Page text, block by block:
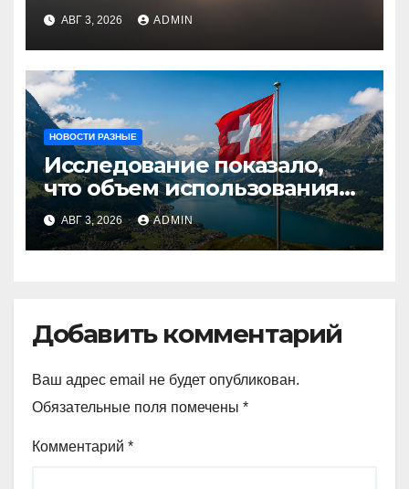
августа
АВГ 3, 2026 ADMIN
НОВОСТИ РАЗНЫЕ
Исследование показало,
что объем использования
криптовалют в Швейцарии
в два раза превышает
аналогичный показатель в
АВГ 3, 2026 ADMIN
Добавить комментарий
Ваш адрес email не будет опубликован.
Обязательные поля помечены *
Комментарий *